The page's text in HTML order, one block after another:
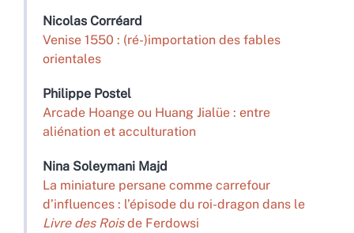
Nicolas Corréard
Venise 1550 : (ré-)importation des fables
orientales
Philippe Postel
Arcade Hoange ou Huang Jialüe : entre
aliénation et acculturation
Nina Soleymani Majd
La miniature persane comme carrefour
d’influences : l’épisode du roi-dragon dans le
Livre des Roisde Ferdowsi